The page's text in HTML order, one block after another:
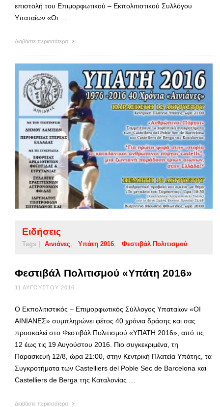
επιστολή του Επιμορφωτικού – Εκπολιτιστικού Συλλόγου
Υπαταίων «Οι …
Διαβάστε περισσότερα
Ειδήσεις
Tags | Αινιάνες Υπάτη 2016 Φεστιβάλ Πολιτισμού
Φεστιβάλ Πολιτισμού «Υπάτη 2016»
11 ΑΥΓΟΎΣΤΟΥ 2016
Ο Εκπολιτιστικός – Επιμορφωτικός Σύλλογος Υπαταίων «ΟΙ
ΑΙΝΙΑΝΕΣ» συμπληρώνει φέτος 40 χρόνια δράσης και σας
προσκαλεί στο Φεστιβάλ Πολιτισμού «ΥΠΑΤΗ 2016», από τις
12 έως τις 19 Αυγούστου 2016. Πιο συγκεκριμένα, τη
Παρασκευή 12/8, ώρα 21:00, στην Κεντρική Πλατεία Υπάτης, τα
Συγκροτήματα των Castelliers del Poble Sec de Barcelona και
Castelliers de Berga της Καταλονίας …
Διαβάστε περισσότερα